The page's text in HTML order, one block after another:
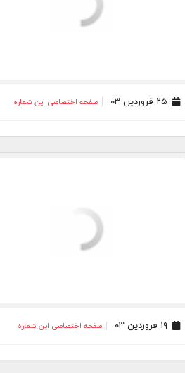
صفحه اختصاصی این شماره
۱۹ فروردین ۰۳ صفحه اختصاصی این شماره